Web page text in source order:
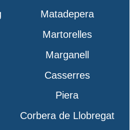
Matadepera
Martorelles
Marganell
Casserres
Piera
Corbera de Llobregat